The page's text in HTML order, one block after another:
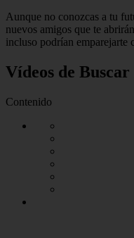
Aunque no conozcas a tu
nuevos amigos que te
incluso podrían emparejarte
Vídeos de
Contenido